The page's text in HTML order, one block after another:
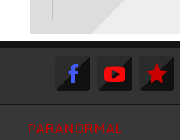
PARANORMAL